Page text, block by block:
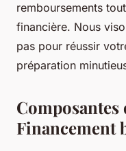
remboursements
financière. Nous
pas pour réussir
préparation
Composantes
Financement